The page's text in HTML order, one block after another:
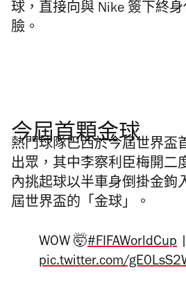
球，直接向與 Nike 簽下終身
臉。
今屆首顆金球
熱門球隊巴西於今屆世界盃
出眾，其中李察利臣梅開二
內挑起球以半車身倒掛金鉤
屆世界盃的「金球」。
WOW 🤯#FIFAWorldCup
pic.twitter.com/